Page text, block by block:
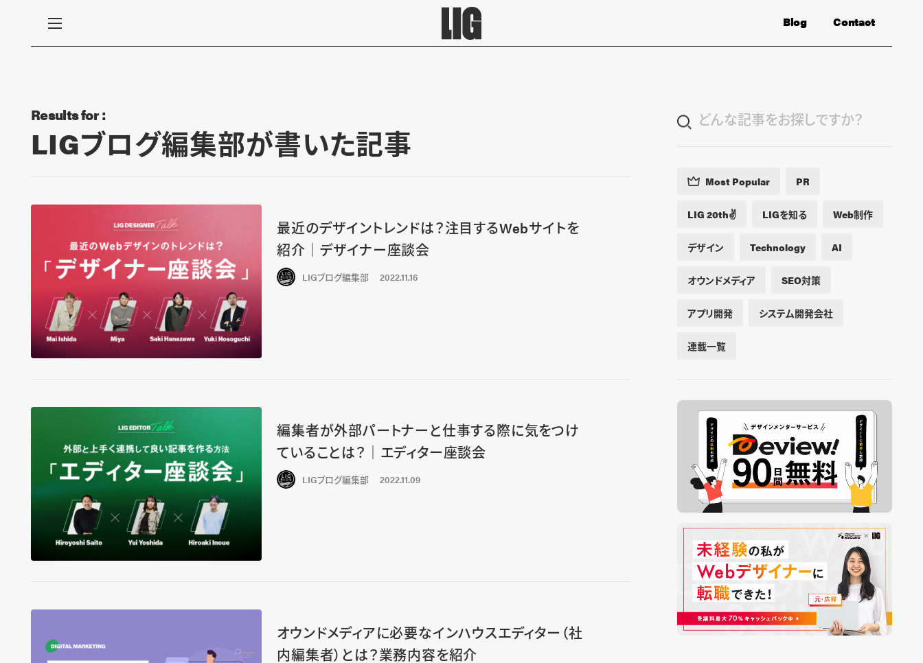
Contact
Blog
Results for :
LIGブログ編集部が書いた記事
最近のデザイントレンドは？注目するWebサイトを
紹介｜デザイナー座談会
LIGブログ編集部 2022.11.16
編集者が外部パートナーと仕事する際に気をつけ
ていることは？｜エディター座談会
LIGブログ編集部 2022.11.09
オウンドメディアに必要なインハウスエディター（社
内編集者）とは？業務内容を紹介
Most Popular PR
LIG 20th✌️ LIGを知る Web制作
デザイン Technology AI
オウンドメディア SEO対策
アプリ開発 システム開発会社
連載一覧